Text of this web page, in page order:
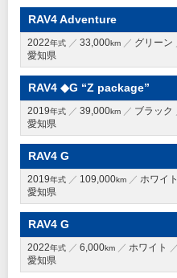
RAV4 Adventure
2022年式 33,000km グリーン
愛知県
RAV4 ◆G “Z package”
2019年式 39,000km ブラック
愛知県
RAV4 G
2019年式 109,000km ホワイト
愛知県
RAV4 G
2022年式 6,000km ホワイト
愛知県